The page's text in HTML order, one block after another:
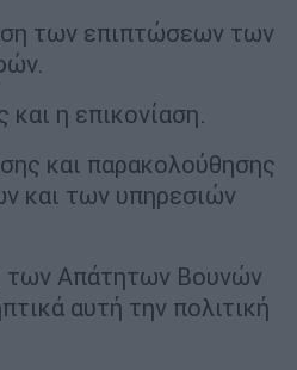
των επιπτώσεων των
η επικονίαση.
και παρακολούθησης
και των υπηρεσιών
των Απάτητων Βουνών
αυτή την πολιτική